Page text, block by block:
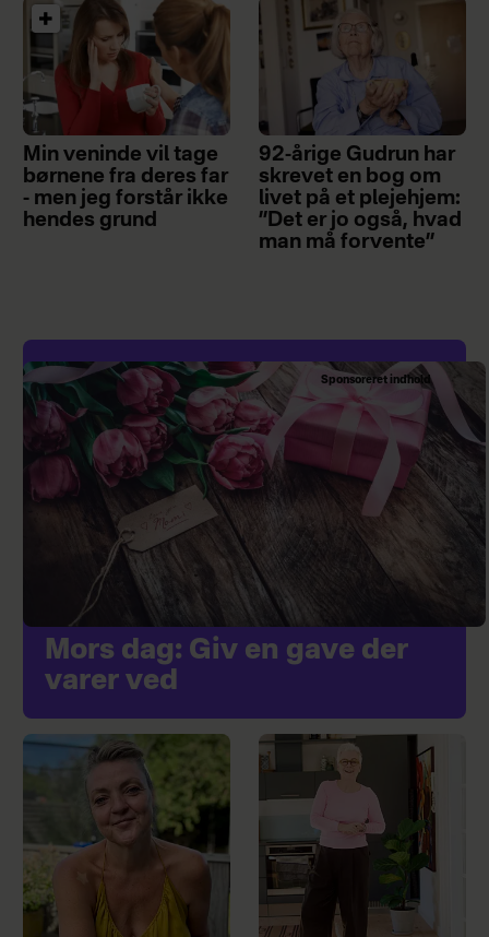
Min veninde vil tage
børnene fra deres far
- men jeg forstår ikke
hendes grund
92-årige Gudrun har
skrevet en bog om
livet på et plejehjem:
”Det er jo også, hvad
man må forvente”
Sponsoreret indhold
Mors dag: Giv en gave der
varer ved